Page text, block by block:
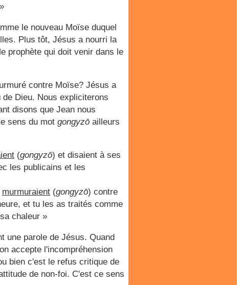
le nouveau Moïse duquel
Plus tôt, Jésus a nourri la
prophète qui doit venir dans le
contre Moïse? Jésus a
Dieu. Nous expliciterons
disons que Jean nous
sens du mot gongyzō ailleurs
(gongyzō) et disaient à ses
les publicains et les
murmuraient (gongyzō) contre
et tu les as traités comme
chaleur »
une parole de Jésus. Quand
accepte l'incompréhension
bien c'est le refus critique de
de non-foi. C'est ce sens